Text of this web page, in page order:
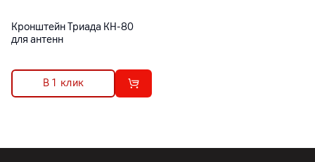
Кронштейн Триада КН-80
для антенн
В 1 клик